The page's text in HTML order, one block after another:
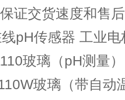
证交货速度和售
pH传感器 工业
玻璃（pH
玻璃（带自动